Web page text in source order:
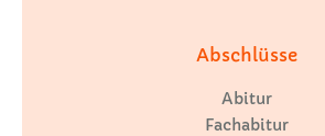
Abschlüsse
Abitur
Fachabitur